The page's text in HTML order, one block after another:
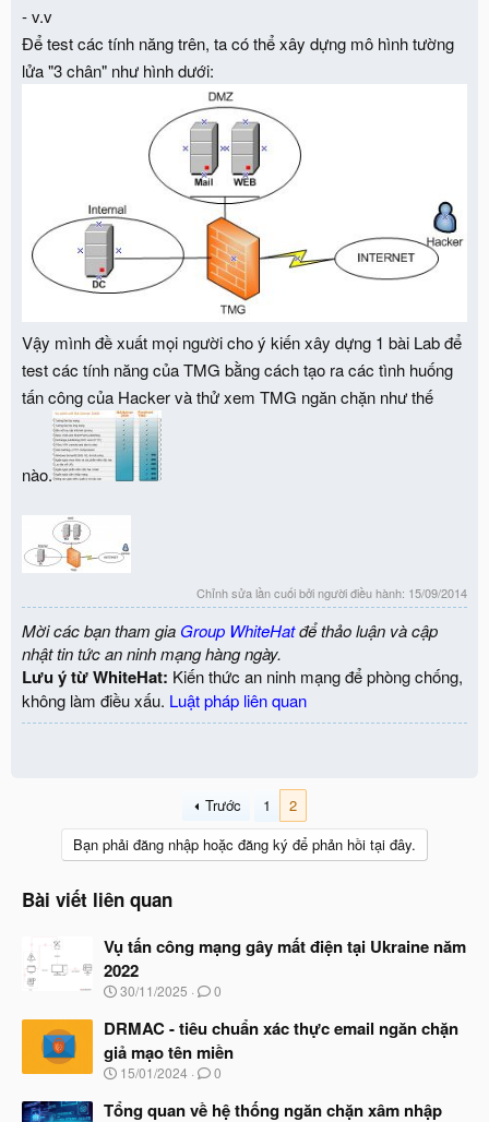
- v.v
Để test các tính năng trên, ta có thể xây dựng mô hình tường
lửa "3 chân" như hình dưới:
Vậy mình đề xuất mọi người cho ý kiến xây dựng 1 bài Lab để
test các tính năng của TMG bằng cách tạo ra các tình huống
tấn công của Hacker và thử xem TMG ngăn chặn như thế
nào.
Chỉnh sửa lần cuối bởi người điều hành: 15/09/2014
Mời các bạn tham gia Group WhiteHatđể thảo luận và cập
nhật tin tức an ninh mạng hàng ngày.
Lưu ý từ WhiteHat: Kiến thức an ninh mạng để phòng chống,
không làm điều xấu. Luật pháp liên quan
Trước 1
2
Bạn phải đăng nhập hoặc đăng ký để phản hồi tại đây.
Bài viết liên quan
Vụ tấn công mạng gây mất điện tại Ukraine năm
2022
N
à
y
b
ắ
đ
30/11/2025 0
DRMAC - tiêu chuẩn xác thực email ngăn chặn
giả mạo tên miền
N
à
15/01/2024 0
Tổng quan về hệ thống ngăn chặn xâm nhập